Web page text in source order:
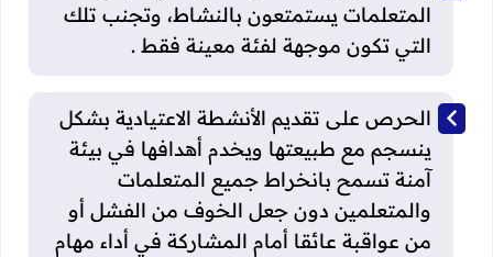
المتعلمات يستمتعون بالنشاط، وتجنب تلك
التي تكون موجهة لفئة معينة فقط .
الحرص على تقديم الأنشطة الاعتيادية بشكل
ينسجم مع طبيعتها ويخدم أهدافها في بيئة
آمنة تسمح بانخراط جميع المتعلمات
والمتعلمين دون جعل الخوف من الفشل أو
من عواقبة عائقا أمام المشاركة في أداء مهام